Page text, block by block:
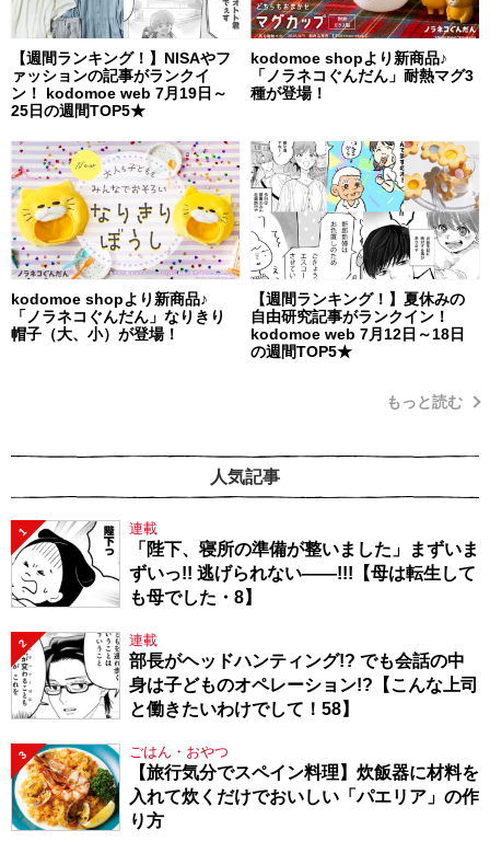
【週間ランキング！】NISAやフ
ァッションの記事がランクイ
ン！ kodomoe web 7月19日～
25日の週間TOP5★
kodomoe shopより新商品♪
「ノラネコぐんだん」耐熱マグ3
種が登場！
kodomoe shopより新商品♪
「ノラネコぐんだん」なりきり
帽子（大、小）が登場！
【週間ランキング！】夏休みの
自由研究記事がランクイン！
kodomoe web 7月12日～18日
の週間TOP5★
もっと読む
人気記事
1 連載
「陛下、寝所の準備が整いました」まずいま
ずいっ!! 逃げられない――!!!【母は転生して
も母でした・8】
2 連載
部長がヘッドハンティング!? でも会話の中
身は子どものオペレーション!?【こんな上司
と働きたいわけでして！58】
3 ごはん・おやつ
【旅行気分でスペイン料理】炊飯器に材料を
入れて炊くだけでおいしい「パエリア」の作
り方